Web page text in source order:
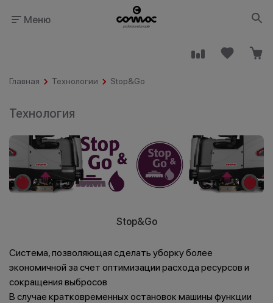
Меню
Главная Технологии Stop&Go
Технология
Stop&Go
Система, позволяющая сделать уборку более
экономичной за счет оптимизации расхода ресурсов и
сокращения выбросов
В случае кратковременных остановок машины функции
Промышленность
Здания
общественного
назначения
бизнес